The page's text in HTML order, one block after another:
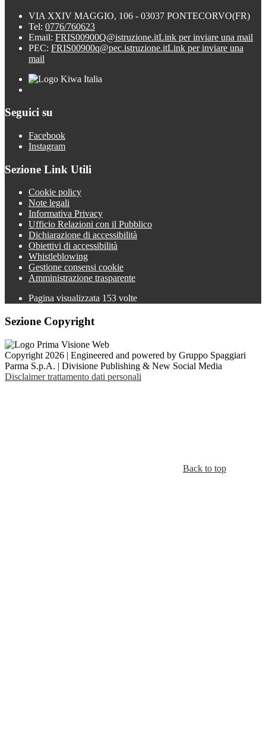
VIA XXIV MAGGIO, 106 - 03037 PONTECORVO(FR)
Tel: 0776/760623
Email: FRIS00900Q@istruzione.itLink per inviare una mail
PEC: FRIS00900q@pec.istruzione.itLink per inviare una
mail
Seguici su
Facebook
Instagram
Sezione Link Utili
Cookie policy
Note legali
Informativa Privacy
Ufficio Relazioni con il Pubblico
Dichiarazione di accessibilità
Obiettivi di accessibilità
Whistleblowing
Gestione consensi cookie
Amministrazione trasparente
Pagina visualizzata 153 volte
Sezione Copyright
Copyright 2026 | Engineered and powered by Gruppo Spaggiari
Parma S.p.A. | Divisione Publishing & New Social Media
Disclaimer trattamento dati personali
Back to top